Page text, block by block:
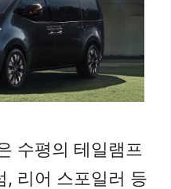
수평의 테일램프
, 리어 스포일러 등